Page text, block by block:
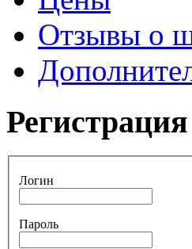
Отзывы о
Логин
Пароль